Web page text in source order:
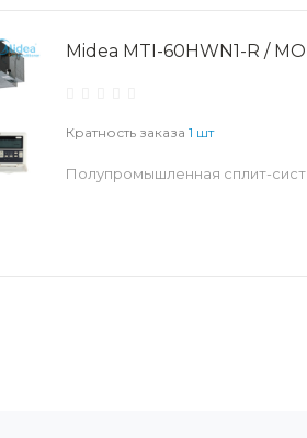
Midea MTI-60HWN1-R /
Кратность заказа 1 шт
Полупромышленная сплит-